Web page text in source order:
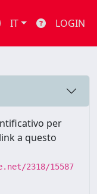
IT LOGIN
per
a questo
2318/15587